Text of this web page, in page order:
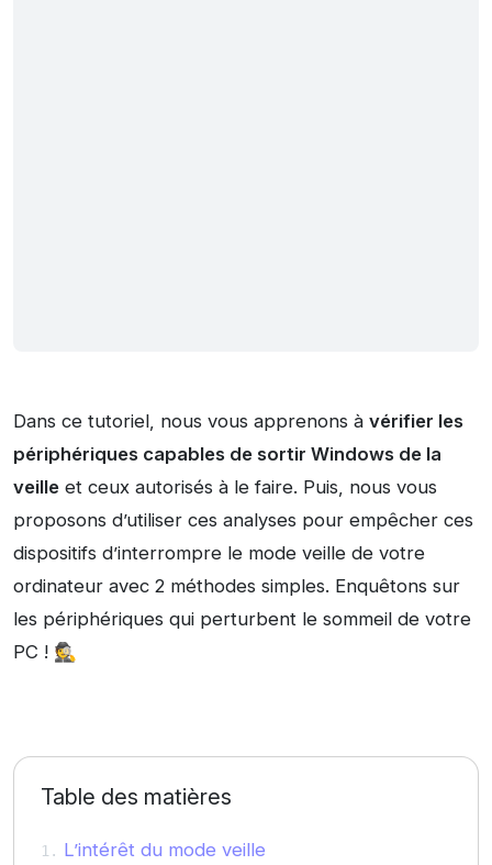
Dans ce tutoriel, nous vous apprenons à vérifier les
périphériques capables de sortir Windows de la
veille et ceux autorisés à le faire. Puis, nous vous
proposons d’utiliser ces analyses pour empêcher ces
dispositifs d’interrompre le mode veille de votre
ordinateur avec 2 méthodes simples. Enquêtons sur
les périphériques qui perturbent le sommeil de votre
PC ! 🕵️
Table des matières
L’intérêt du mode veille